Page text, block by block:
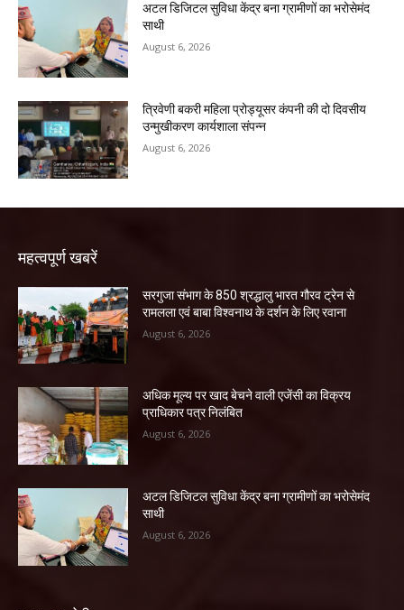
अटल डिजिटल सुविधा केंद्र बना ग्रामीणों का भरोसेमंद
साथी
August 6, 2026
त्रिवेणी बकरी महिला प्रोड्यूसर कंपनी की दो दिवसीय
उन्मुखीकरण कार्यशाला संपन्न
August 6, 2026
महत्वपूर्ण खबरें
सरगुजा संभाग के 850 श्रद्धालु भारत गौरव ट्रेन से
रामलला एवं बाबा विश्वनाथ के दर्शन के लिए रवाना
August 6, 2026
अधिक मूल्य पर खाद बेचने वाली एजेंसी का विक्रय
प्राधिकार पत्र निलंबित
August 6, 2026
अटल डिजिटल सुविधा केंद्र बना ग्रामीणों का भरोसेमंद
साथी
August 6, 2026